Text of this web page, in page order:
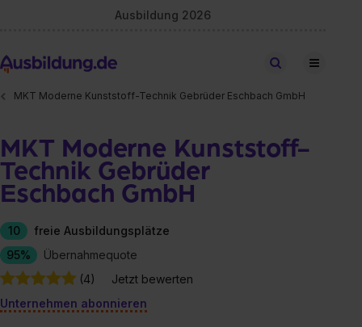
Ausbildung 2026
Stellen finden
MKT Moderne Kunststoff-Technik Gebrüder Eschbach GmbH
MKT Moderne Kunststoff-
Technik Gebrüder
Eschbach GmbH
10
freie Ausbildungsplätze
95%
Übernahmequote
(4)
Jetzt bewerten
Unternehmen abonnieren